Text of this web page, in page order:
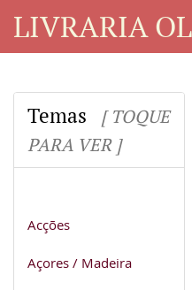
LIVRARIA
Temas
[ TOQUE
PARA VER ]
Acções
Açores / Madeira